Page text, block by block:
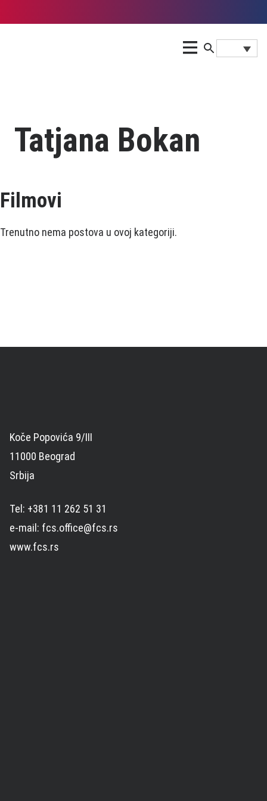
Tatjana Bokan
Filmovi
Trenutno nema postova u ovoj kategoriji.
Koče Popovića 9/III
11000 Beograd
Srbija
Tel: +381 11 262 51 31
e-mail: fcs.office@fcs.rs
www.fcs.rs